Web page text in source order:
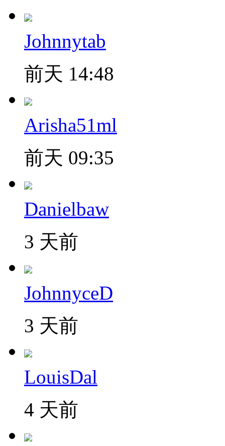
Johnnytab
前天 14:48
Arisha51ml
前天 09:35
Danielbaw
3 天前
JohnnyceD
3 天前
LouisDal
4 天前